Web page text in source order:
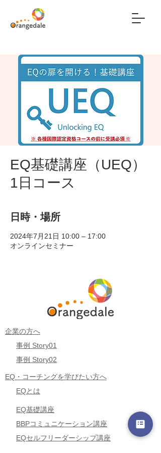
EQ基礎講座（UEQ）
1日コース
日時・場所
2024年7月21日 10:00 – 17:00
オンラインセミナー
企業の方へ
事例 Story01
事例 Story02
EQ・コーチングを学びたい方へ
EQとは
EQ基礎講座
BBPコミュニケーション講座
EQセルフリーダーシップ講座